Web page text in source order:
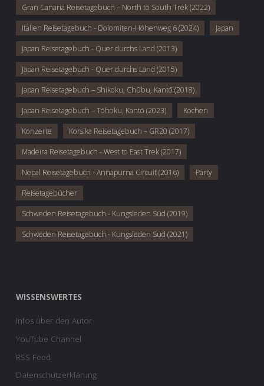
Gran Canaria Reisetagebuch – North to South Trek (2022)
Italien Reisetagebuch - Dolomiten-Höhenweg 6 (2024) Japan
Japan Reisetagebuch - Quer durchs Land (2013)
Japan Reisetagebuch - Quer durchs Land (2015)
Japan Reisetagebuch – Shikoku, Chūbu, Kantō (2018)
Japan Reisetagebuch – Tōhoku, Kantō (2023) Kochen
Konzerte Korsika Reisetagebuch – GR20 (2017)
Madeira Reisetagebuch - West to East Trek (2017)
Nepal Reisetagebuch - Annapurna Circuit (2016) Party
Reisetagebücher
Schweden Reisetagebuch - Kungsleden Süd (2019)
Schweden Reisetagebuch - Kungsleden Süd (2021)
WISSENSWERTES
Infos über den Autor
YouTube Channel
RSS Feed
Datenschutzerklärung